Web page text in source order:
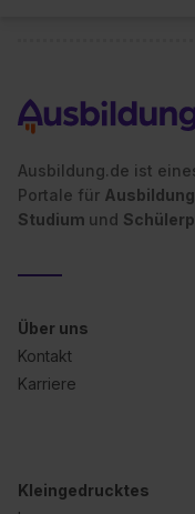
Ausbildung.de ist
Portale für
Studium und
Über uns
Kontakt
Karriere
Kleingedrucktes